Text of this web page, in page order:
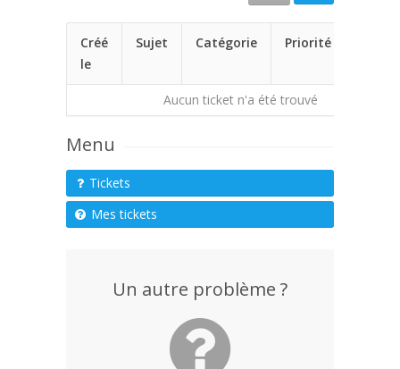
Créé
le
Sujet Catégorie Priorité
Aucun ticket n'a été trouvé
Menu
Tickets
Mes tickets
Un autre problème ?